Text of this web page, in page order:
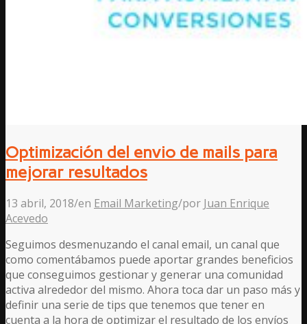
Optimización del envio de mails para
mejorar resultados
13 abril, 2018/en Email Marketing/por Juan Enrique
Acevedo
Seguimos desmenuzando el canal email, un canal que
como comentábamos puede aportar grandes beneficios
que conseguimos gestionar y generar una comunidad
activa alrededor del mismo. Ahora toca dar un paso más y
definir una serie de tips que tenemos que tener en
cuenta a la hora de optimizar el resultado de los envíos